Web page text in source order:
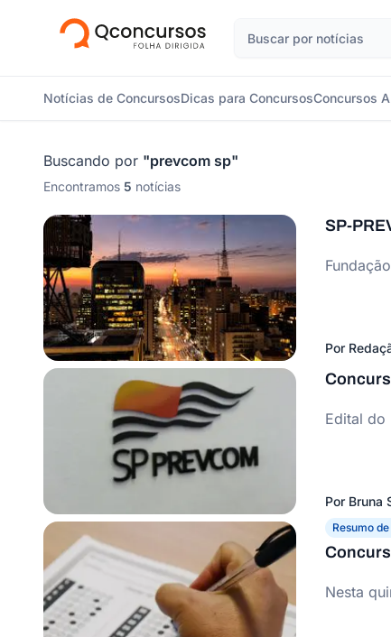
Notícias de ConcursosDicas para ConcursosConcursos
Buscando por "prevcom sp"
Encontramos 5 notícias
SP-
Por
Edital do
Por Bruna
Resumo
Nesta